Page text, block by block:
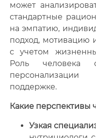
может
стандартные
на эмпатию,
подход, мотивацию
с учетом
Роль человека
поддержке.
Какие перспективы
Узкая